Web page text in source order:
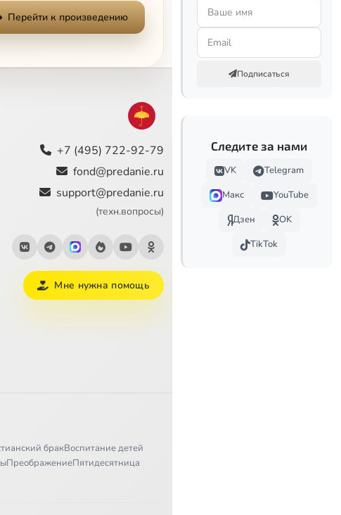
Перейти к произведению
+7 (495) 722-92-79
fond@predanie.ru
support@predanie.ru
(техн.вопросы)
Мне нужна помощь
бракВоспитание детей
ПреображениеПятидесятница
Подписаться
Следите за нами
VK
Telegram
Макс
YouTube
Дзен
OK
TikTok